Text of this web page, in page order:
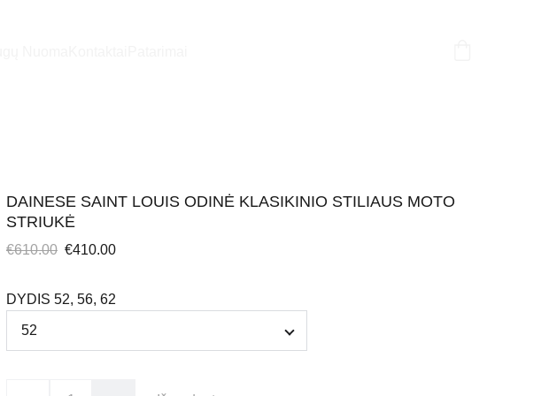
DAINESE SAINT LOUIS ODINĖ KLASIKINIO STILIAUS MOTO
STRIUKĖ
€610.00 €410.00
DYDIS 52, 56, 62